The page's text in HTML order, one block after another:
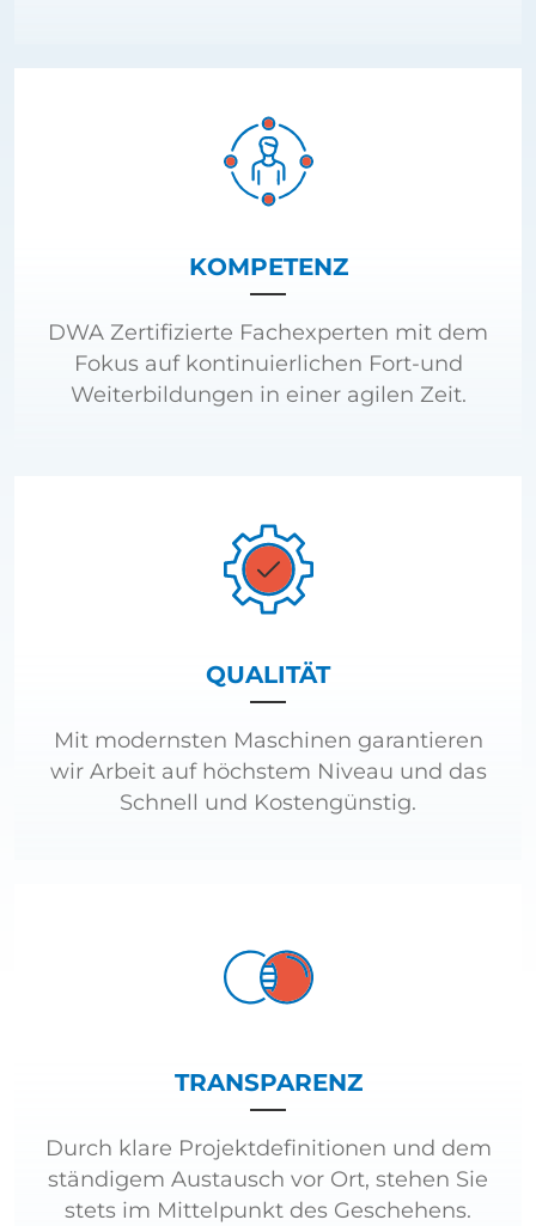
KOMPETENZ
DWA Zertifizierte Fachexperten mit dem
Fokus auf kontinuierlichen Fort-und
Weiterbildungen in einer agilen Zeit.
QUALITÄT
Mit modernsten Maschinen garantieren
wir Arbeit auf höchstem Niveau und das
Schnell und Kostengünstig.
TRANSPARENZ
Durch klare Projektdefinitionen und dem
ständigem Austausch vor Ort, stehen Sie
stets im Mittelpunkt des Geschehens.